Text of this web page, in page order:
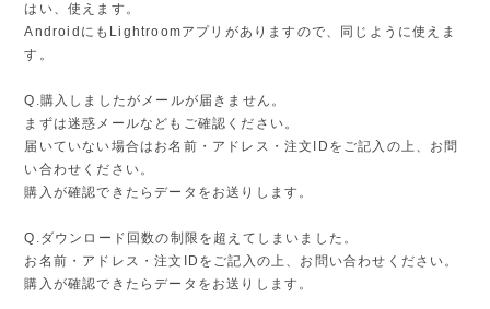
はい、使えます。
AndroidにもLightroomアプリがありますので、同じように使えま
す。
Q.購入しましたがメールが届きません。
まずは迷惑メールなどもご確認ください。
届いていない場合はお名前・アドレス・注文IDをご記入の上、お問
い合わせください。
購入が確認できたらデータをお送りします。
Q.ダウンロード回数の制限を超えてしまいました。
お名前・アドレス・注文IDをご記入の上、お問い合わせください。
購入が確認できたらデータをお送りします。